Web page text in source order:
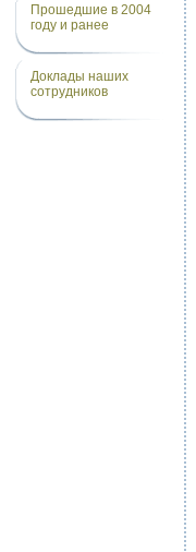
Прошедшие в 2004
году и ранее
Доклады наших
сотрудников